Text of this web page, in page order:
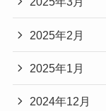
2025年2月
2025年1月
2024年12月